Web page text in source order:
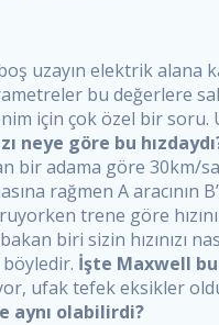
uzayın elektrik alana
bu değerlere
için çok özel bir soru.
neye göre bu
bir adama göre 30km/
rağmen A aracının
trene göre
biri sizin hızınızı
İşte Maxwell
ufak tefek eksikler
aynı olabilirdi?